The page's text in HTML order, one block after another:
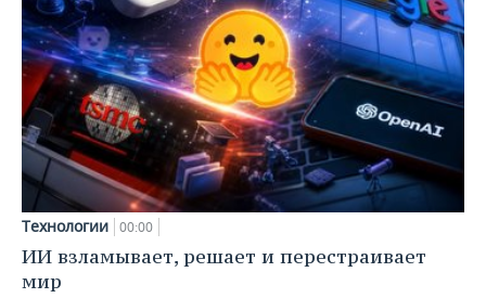
Технологии 00:00
ИИ взламывает, решает и перестраивает
мир